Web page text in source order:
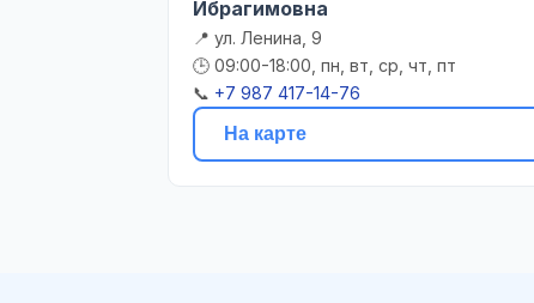
Ибрагимовна
📍 ул. Ленина, 9
🕒 09:00-18:00, пн, вт, ср, чт, пт
📞 +7 987 417-14-76
На карте